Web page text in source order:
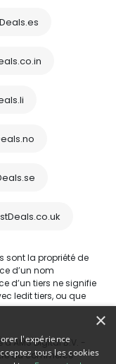
sont la propriété de
d’un nom
d’un tiers ne signifie
ledit tiers, ou que
Digital B.V. -
du commerce
×
l'expérience
tous les cookies